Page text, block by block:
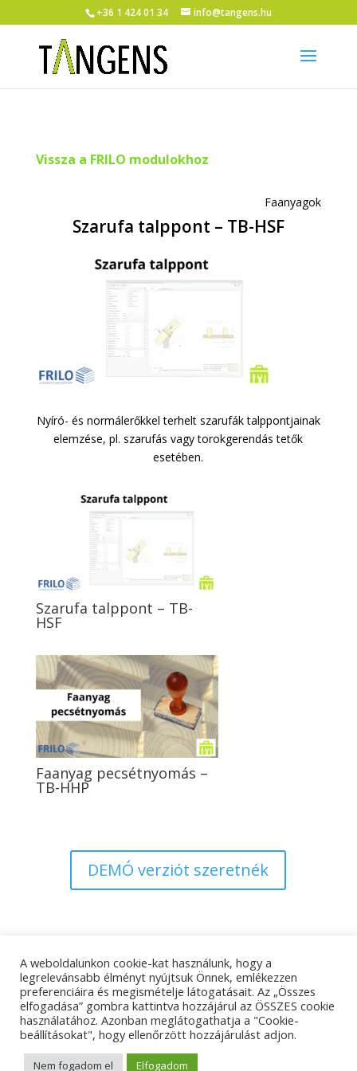
+36 1 424 01 34 info@tangens.hu
Vissza a FRILO modulokhoz
Faanyagok
Szarufa talppont – TB-HSF
Nyíró- és normálerőkkel terhelt szarufák talppontjainak
elemzése, pl. szarufás vagy torokgerendás tetők
esetében.
Szarufa talppont – TB-
HSF
Faanyag pecsétnyomás –
TB-HHP
DEMÓ verziót szeretnék
Adatkezelési tájékoztató
Impresszum
Kapcsolat
© Tangens Kft. - Weboldalkészítés:
A weboldalunkon cookie-kat használunk, hogy a
legrelevánsabb élményt nyújtsuk Önnek, emlékezzen
preferenciáira és megismételje látogatásait. Az „Összes
elfogadása” gombra kattintva hozzájárul az ÖSSZES cookie
használatához. Azonban meglátogathatja a "Cookie-
beállításokat", hogy ellenőrzött hozzájárulást adjon.
Nem fogadom el Elfogadom